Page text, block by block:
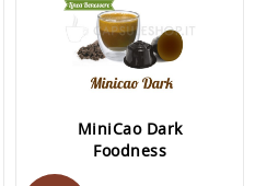
MiniCao Dark
Foodness